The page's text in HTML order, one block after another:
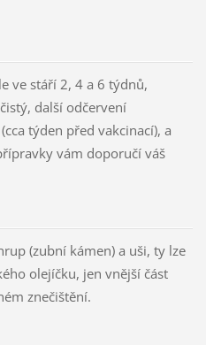
ve stáří 2, 4 a 6 týdnů,
další odčervení
týden před vakcinací), a
vám doporučí váš
(zubní kámen) a uši, ty lze
olejíčku, jen vnější část
znečištění.